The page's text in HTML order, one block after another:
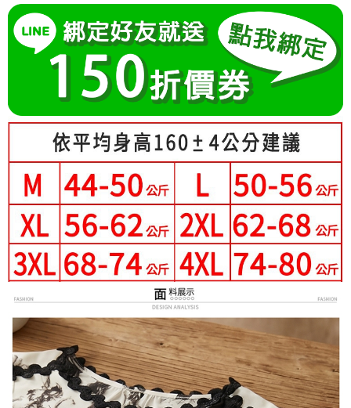
1.分期款項不併入電信帳單，「大哥付你分期」於每月結算日後寄送繳費提
醒簡訊。
2.透過簡訊連結打開帳單後，可選擇「超商條碼／台灣大直營門市／銀行轉
帳／街口支付／iPASS MONEY」等通路繳費。
1.本服務係由「台灣大哥大股份有限公司」（以下簡稱本公司）所提供，讓
用戶於交易時，得透過本服務購買商品或服務，並由商店將買賣／分期付款
買賣價金債權讓與本公司後，依約使用本公司帳單繳交帳款。
2.基於同意付款使用「大哥付你分期」之契約關係目的，商店將以您的個人
資料（包含姓名、電話或地址）提供予台灣大哥大進項蒐集、處理及利用，
由本公司與您本人進行分期帳單所需資料之確認、核對及更正。
3.完整用戶服務條款，請詳閱以下連結：
https://oppay.tw/userRule
【「AFTEE先享後付」結帳流程】
１．於結帳方式選擇「AFTEE先享後付」後，將跳轉至「AFTEE先享後付」
結帳頁面，進行簡訊認證並確認金額後，即可完成結帳。
２．訂單成立數日內，您將收到繳費通知簡訊。
３．收到繳費通知簡訊後14天內，點擊此簡訊中的連結，可透過四大超商／
ATM／網路銀行／等多元方式進行付款，方視為交易完成。
※ 請注意：結帳手續完成當下不需立刻繳費，但若您需要取消訂單，請聯絡
後付繳納相關費用。
※ 交易是否成功請以「AFTEE先享後付 」之結帳頁面顯示為準，若有關於
是否繳費成功／繳費後需取消欲退款等相關疑問，請聯繫「AFTEE先享後付
客戶支援中心」
【注意事項】
１．透過由恩沛科技股份有限公司提供之「AFTEE先享後付」服務完成之交
易，需依本服務之必要範圍內提供個人資料，並將交易相關給付款項請求債
權轉讓予恩沛科技股份有限公司。
２．關於個人資料處理事宜，請瀏覽以下網址：
https://aftee.tw/terms/#terms3
３．未成年的使用者請事先徵得法定代理人或監護人之同意方可使用
「AFTEE先享後付」，若未經同意申辦者引起之損失，本公司不負相關責
４．使用「AFTEE先享後付」時，將依據個別帳號之用戶狀況，依本公司即
時審查核予不同之上限額度；若仍有額度不足之情形，本公司將視審查結果
請求用戶進行身份認證。
５．嚴禁一人註冊多個帳號或使用他人資訊註冊。若發現惡意使用之情形，
恩沛科技股份有限公司將有權停止該用戶之使用額度並採取法律行動。
運送方式
全家付款取貨
每筆NT$80，滿NT$699(含以上)免運費
付款後全家取貨
每筆NT$80，滿NT$699(含以上)免運費
付款後萊爾富取貨
每筆NT$80，滿NT$699(含以上)免運費
7-11付款取貨
每筆NT$80，滿NT$699(含以上)免運費
付款後7-11取貨
每筆NT$80，滿NT$699(含以上)免運費
每筆NT$70，滿NT$699(含以上)免運費
離島-郵局寄送
每筆NT$90，滿NT$699(含以上)免運費